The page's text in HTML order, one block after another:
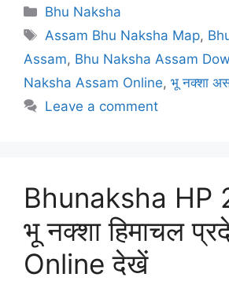
Categories
Bhu Naksha
Tags
Assam Bhu Naksha Map,
Assam, Bhu Naksha Assam
Naksha Assam Online, भू नक्शा
Leave a comment
Bhunaksha HP
भू नक्शा हिमाचल
Online देखें